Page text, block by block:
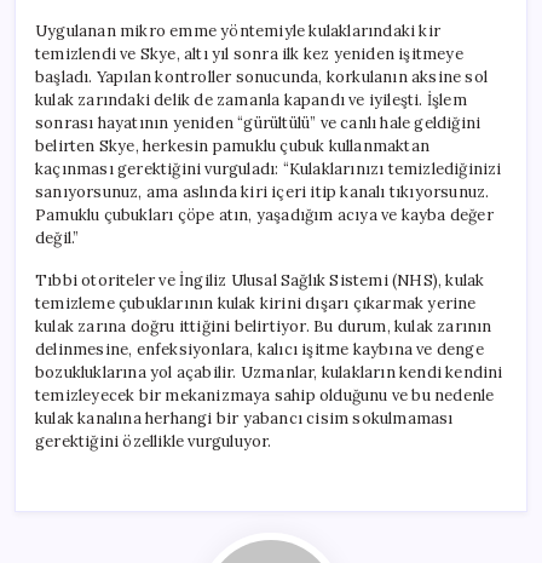
Uygulanan mikro emme yöntemiyle kulaklarındaki kir
temizlendi ve Skye, altı yıl sonra ilk kez yeniden işitmeye
başladı. Yapılan kontroller sonucunda, korkulanın aksine sol
kulak zarındaki delik de zamanla kapandı ve iyileşti. İşlem
sonrası hayatının yeniden “gürültülü” ve canlı hale geldiğini
belirten Skye, herkesin pamuklu çubuk kullanmaktan
kaçınması gerektiğini vurguladı: “Kulaklarınızı temizlediğinizi
sanıyorsunuz, ama aslında kiri içeri itip kanalı tıkıyorsunuz.
Pamuklu çubukları çöpe atın, yaşadığım acıya ve kayba değer
değil.”
Tıbbi otoriteler ve İngiliz Ulusal Sağlık Sistemi (NHS), kulak
temizleme çubuklarının kulak kirini dışarı çıkarmak yerine
kulak zarına doğru ittiğini belirtiyor. Bu durum, kulak zarının
delinmesine, enfeksiyonlara, kalıcı işitme kaybına ve denge
bozukluklarına yol açabilir. Uzmanlar, kulakların kendi kendini
temizleyecek bir mekanizmaya sahip olduğunu ve bu nedenle
kulak kanalına herhangi bir yabancı cisim sokulmaması
gerektiğini özellikle vurguluyor.